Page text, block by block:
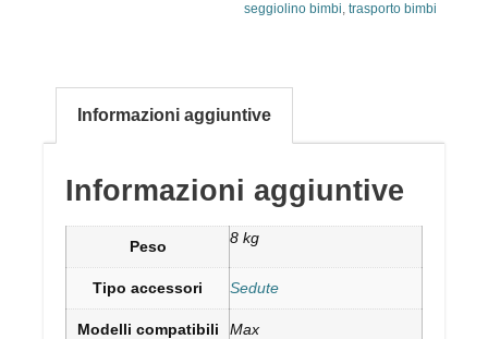
seggiolino bimbi, trasporto bimbi
Informazioni aggiuntive
Informazioni aggiuntive
Peso 8 kg
Tipo accessori Sedute
Modelli compatibili Max